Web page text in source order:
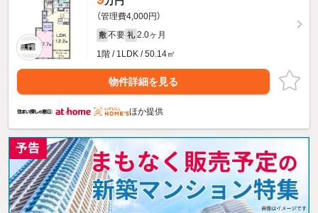
（管理費4,000円）
敷 不要 礼 2.0ヶ月
1階 / 1LDK / 50.14㎡
物件詳細を見る
ほか提供